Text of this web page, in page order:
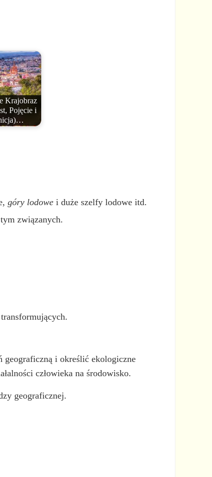
Krajobraz
Pojęcie i
góry lodowei duże szelfy lodowe itd.
związanych.
geograficzną i określić ekologiczne
człowieka na środowisko.
geograficznej.